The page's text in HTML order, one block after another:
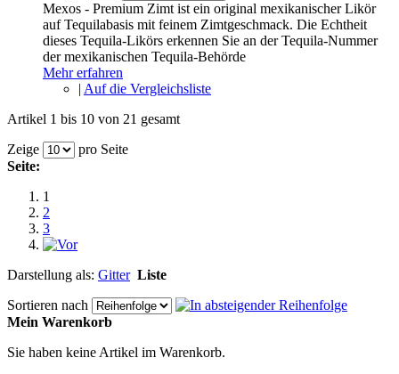
Mexos - Premium Zimt ist ein original mexikanischer Likör
auf Tequilabasis mit feinem Zimtgeschmack. Die Echtheit
dieses Tequila-Likörs erkennen Sie an der Tequila-Nummer
der mexikanischen Tequila-Behörde
Mehr erfahren
| Auf die Vergleichsliste
Artikel 1 bis 10 von 21 gesamt
Zeige
pro Seite
Seite:
1
2
3
Darstellung als: Gitter Liste
Sortieren nach
Mein Warenkorb
Sie haben keine Artikel im Warenkorb.